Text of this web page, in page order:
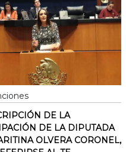
DE LA
DE LA DIPUTADA
OLVERA CORONEL,